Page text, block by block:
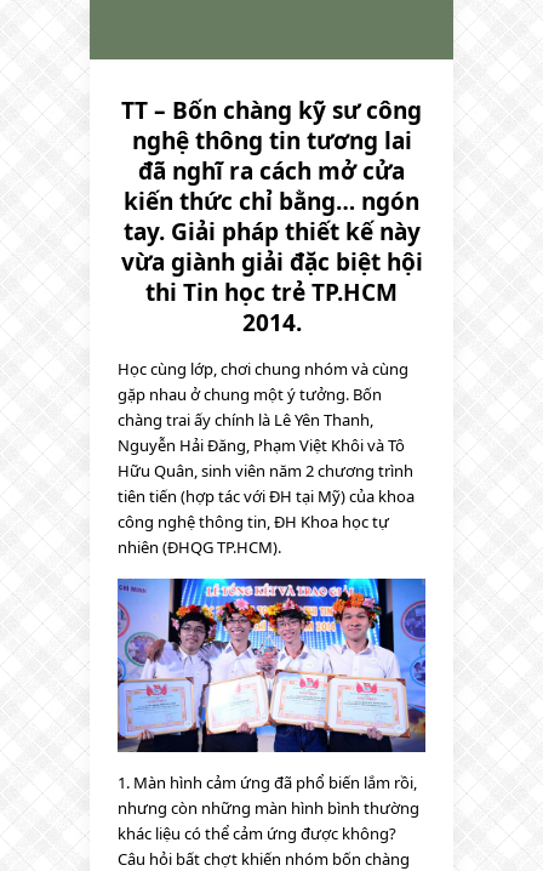
TT – Bốn chàng kỹ sư công
nghệ thông tin tương lai
đã nghĩ ra cách mở cửa
kiến thức chỉ bằng… ngón
tay. Giải pháp thiết kế này
vừa giành giải đặc biệt hội
thi Tin học trẻ TP.HCM
2014.
Học cùng lớp, chơi chung nhóm và cùng
gặp nhau ở chung một ý tưởng. Bốn
chàng trai ấy chính là Lê Yên Thanh,
Nguyễn Hải Đăng, Phạm Việt Khôi và Tô
Hữu Quân, sinh viên năm 2 chương trình
tiên tiến (hợp tác với ĐH tại Mỹ) của khoa
công nghệ thông tin, ĐH Khoa học tự
nhiên (ĐHQG TP.HCM).
1. Màn hình cảm ứng đã phổ biến lắm rồi,
nhưng còn những màn hình bình thường
khác liệu có thể cảm ứng được không?
Câu hỏi bất chợt khiến nhóm bốn chàng